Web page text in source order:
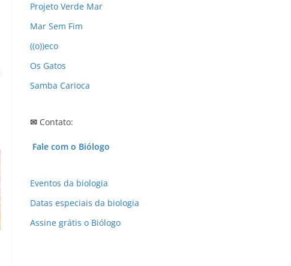
s
Projeto Verde Mar
Mar Sem Fim
((o))eco
Os Gatos
Samba Carioca
✉ Contato:
Fale com o Biólogo
Eventos da biologia
Datas especiais da biologia
Assine grátis o Biólogo